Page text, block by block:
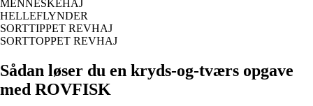
MENNESKEHAJ
HELLEFLYNDER
SORTTIPPET REVHAJ
SORTTOPPET REVHAJ
Sådan løser du en kryds-og-tværs opgave
med ROVFISK